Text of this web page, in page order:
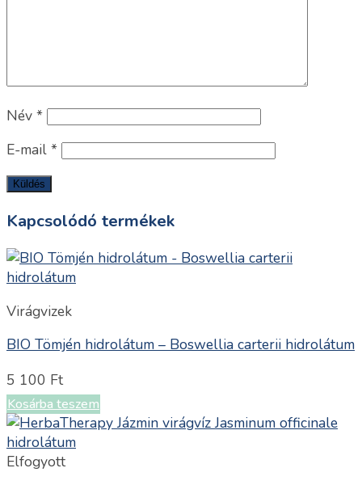
Név *
E-mail *
Kapcsolódó termékek
Virágvizek
BIO Tömjén hidrolátum – Boswellia carterii hidrolátum
5 100 Ft
Kosárba teszem
Elfogyott